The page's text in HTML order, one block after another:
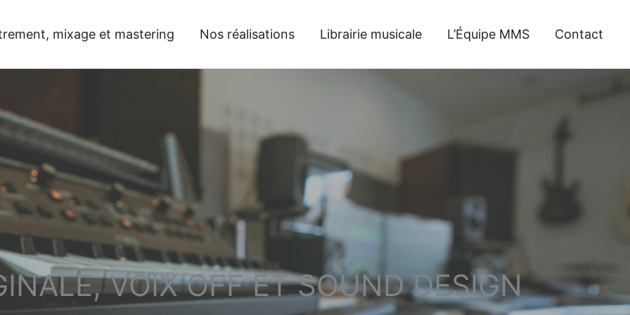
mixage et mastering Nos réalisations Librairie musicale L’Équipe MMS Contact
VOIX OFF ET SOUND DESIGN